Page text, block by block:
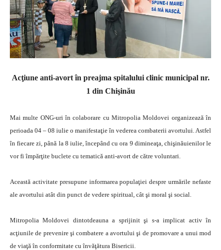
Acţiune anti-avort în preajma spitalului clinic municipal nr.
1 din Chişinău
Mai multe ONG-uri în colaborare cu Mitropolia Moldovei organizează în
perioada 04 – 08 iulie o manifestaţie în vederea combaterii avortului. Astfel
în fiecare zi, până la 8 iulie, începând cu ora 9 dimineaţa, chişinăuienilor le
vor fi împărţite buclete cu tematică anti-avort de către voluntari.
Această activitate presupune informarea populaţiei despre urmările nefaste
ale avortului atât din punct de vedere spiritual, cât şi moral şi social.
Mitropolia Moldovei dintotdeauna a sprijinit şi s-a implicat activ în
acţiunile de prevenire şi combatere a avortului şi de promovare a unui mod
de viaţă în conformitate cu învăţătura Bisericii.